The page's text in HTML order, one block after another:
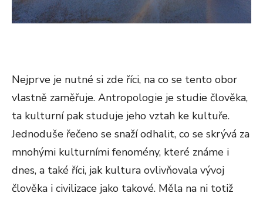
Nejprve je nutné si zde říci, na co se tento obor
vlastně zaměřuje. Antropologie je studie člověka,
ta kulturní pak studuje jeho vztah ke kultuře.
Jednoduše řečeno se snaží odhalit, co se skrývá za
mnohými kulturními fenomény, které známe i
dnes, a také říci, jak kultura ovlivňovala vývoj
člověka i civilizace jako takové. Měla na ni totiž